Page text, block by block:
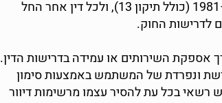
המידע הנאסף במסגרת השירות ינוהל בהתאם להוראות חוק הגנת הפרטיות, התשמ"א–1981 (כולל תיקון 13), ולכל דין אחר החל
לדרישות החוק.
אספקת השירותים או עמידה בדרישות הדין.
ונפרדת של המשתמש באמצעות סימון
בכל עת להסיר עצמו מרשימות דיוור